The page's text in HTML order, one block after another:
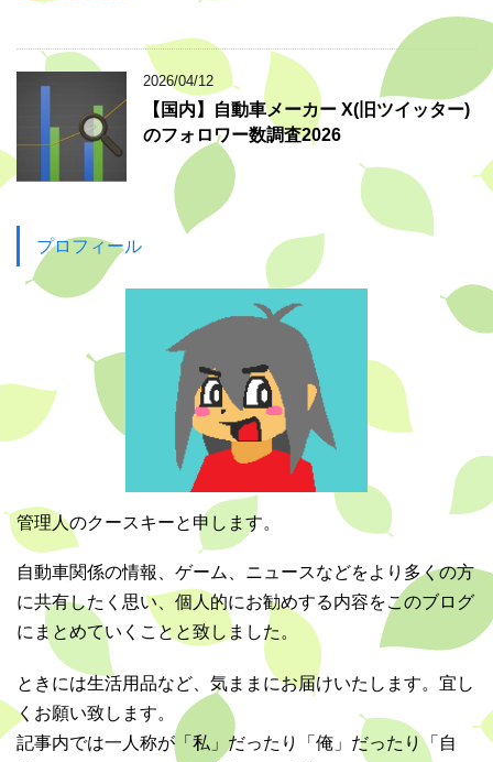
2026/04/12
【国内】自動車メーカー X(旧ツイッター)
のフォロワー数調査2026
プロフィール
管理人のクースキーと申します。
自動車関係の情報、ゲーム、ニュースなどをより多くの方
に共有したく思い、個人的にお勧めする内容をこのブログ
にまとめていくことと致しました。
ときには生活用品など、気ままにお届けいたします。宜し
くお願い致します。
記事内では一人称が「私」だったり「俺」だったり「自